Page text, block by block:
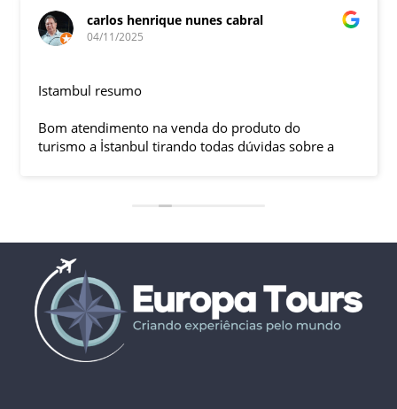
carlos henrique nunes cabral
04/11/2025
Istambul resumo
Bom atendimento na venda do produto do
turismo a İstanbul tirando todas dúvidas sobre a
ficaram em SP trabalhando. A associação dessa
LÍDER, garantiu o sucesso da viagem que foi, lá, em
grupo formado por brasileiros e com guia Turco, Sr
Ali Faik, falando um português impecável e foi
muito disponível e atencioso. Os transfers, foram
4, todos em vans novas e os trajetos em ônibus
com pilotos tranquilos dirigindo com segurança
pelas boas estradas da Turquia. Os hotéis: Armada